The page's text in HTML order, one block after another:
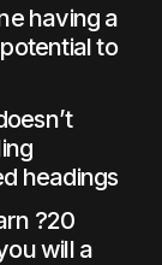
having a
to
headings
?20
will a